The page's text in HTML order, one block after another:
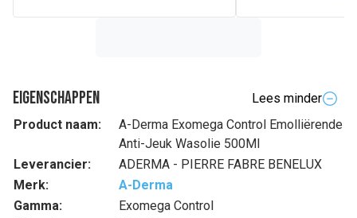
Eigenschappen
Lees minder
Product naam:
A-Derma Exomega Control Emolliërende
Anti-Jeuk Wasolie 500Ml
Leverancier:
ADERMA - PIERRE FABRE BENELUX
Merk:
A-Derma
Gamma:
Exomega Control